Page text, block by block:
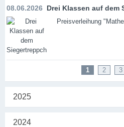
08.06.2026 Drei Klassen auf dem
Preisverleihung
1 2 3
2025
2024